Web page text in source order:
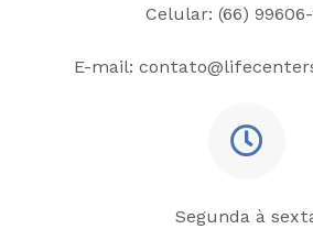
Celular: (66) 99606-
E-mail:
Segunda à